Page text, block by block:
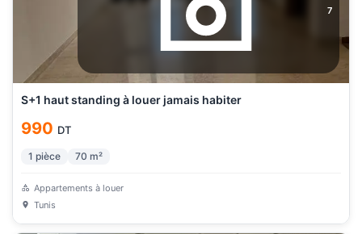
7
S+1 haut standing à louer jamais habiter
990 DT
1 pièce 70 m²
Appartements à louer
Tunis